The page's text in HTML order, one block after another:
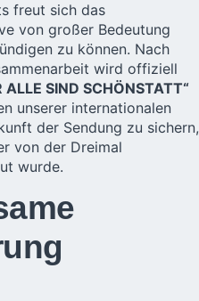
freut sich das
von großer Bedeutung
zu können. Nach
wird offiziell
ALLE SIND SCHÖNSTATT“
unserer internationalen
der Sendung zu sichern,
von der Dreimal
wurde.